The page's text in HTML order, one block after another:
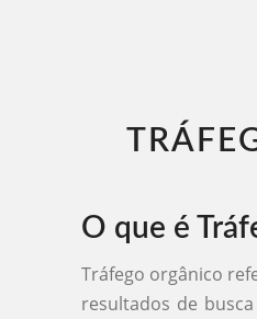
O que é
Tráfego orgânico
resultados de